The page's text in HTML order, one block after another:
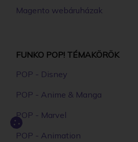
Magento webáruházak
FUNKO POP! TÉMAKÖRÖK
POP - Disney
POP - Anime & Manga
POP - Marvel
POP - Animation